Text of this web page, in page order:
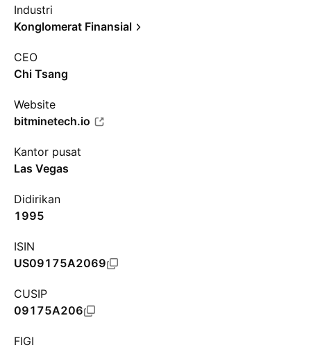
Industri
Konglomerat Finansial
CEO
Chi Tsang
Website
bitminetech.io
Kantor pusat
Las Vegas
Didirikan
1995
ISIN
US09175A2069
CUSIP
09175A206
FIGI